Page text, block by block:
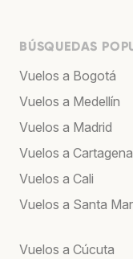
BÚSQUEDAS
Vuelos a Bogotá
Vuelos a Medellín
Vuelos a Madrid
Vuelos a
Vuelos a Cali
Vuelos a Santa
Vuelos a Cúcuta